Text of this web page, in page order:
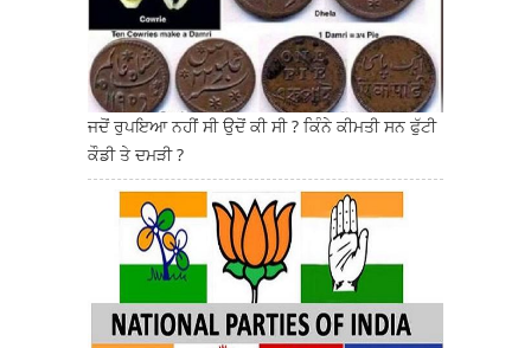
ਜਦੋਂ ਰੁਪਇਆ ਨਹੀਂ ਸੀ ਉਦੋਂ ਕੀ ਸੀ ? ਕਿੰਨੇ ਕੀਮਤੀ ਸਨ ਫੁੱਟੀ
ਕੌਡੀ ਤੇ ਦਮੜੀ ?